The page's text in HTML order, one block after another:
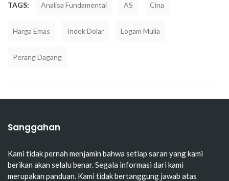
TAGS: Analisa Fundamental AS Cina
Harga Emas Indek Dolar Logam Mulia
Perang Dagang
Sanggahan
Kami tidak pernah menjamin bahwa setiap saran yang kami
berikan akan selalu benar. Segala informasi dari kami
merupakan panduan. Kami tidak bertanggung jawab atas